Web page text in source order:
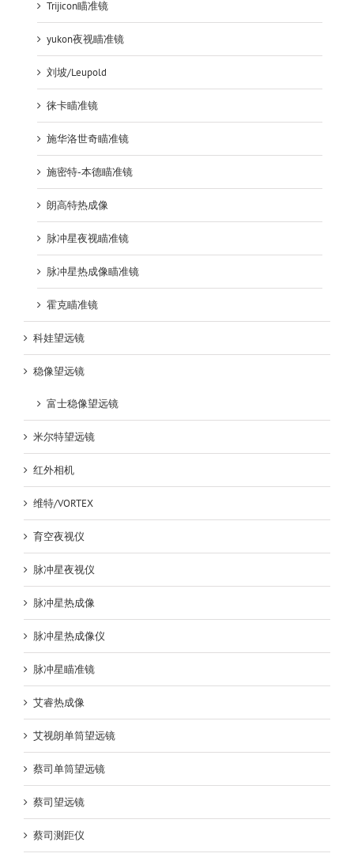
Trijicon瞄准镜
yukon夜视瞄准镜
刘坡/Leupold
徕卡瞄准镜
施华洛世奇瞄准镜
施密特-本德瞄准镜
朗高特热成像
脉冲星夜视瞄准镜
脉冲星热成像瞄准镜
霍克瞄准镜
科娃望远镜
稳像望远镜
富士稳像望远镜
米尔特望远镜
红外相机
维特/VORTEX
育空夜视仪
脉冲星夜视仪
脉冲星热成像
脉冲星热成像仪
脉冲星瞄准镜
艾睿热成像
艾视朗单筒望远镜
蔡司单筒望远镜
蔡司望远镜
蔡司测距仪